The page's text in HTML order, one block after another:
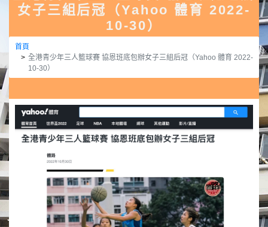
女子三組后冠（Yahoo 體育 2022-
10-30）
首頁
全港青少年三人籃球賽 協恩班底包辦女子三組后冠（Yahoo 體育 2022-
10-30）